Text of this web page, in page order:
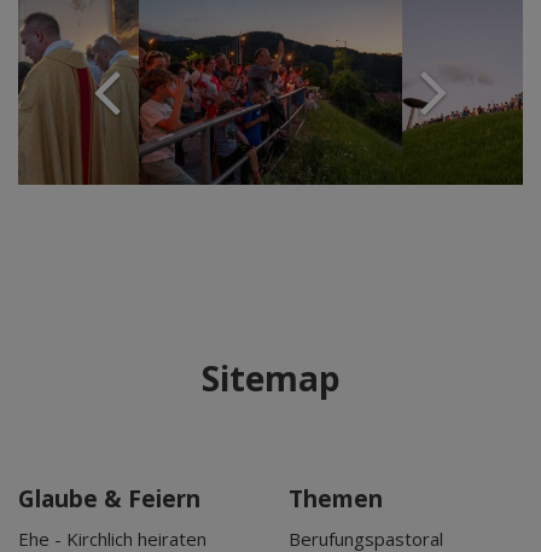
Sitemap
Glaube & Feiern
Ehe - Kirchlich heiraten
Themen
Berufungspastoral